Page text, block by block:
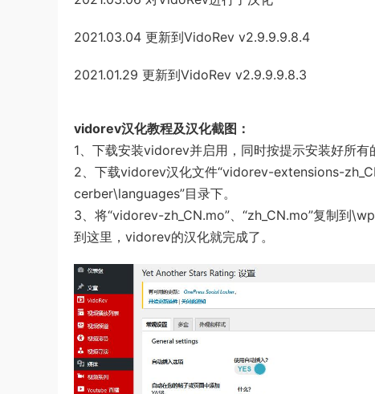
2021.03.04 更新到VidoRev v2.9.9.9.8.4
2021.01.29 更新到VidoRev v2.9.9.9.8.3
vidorev汉化教程及汉化截图：
1、下载安装vidorev并启用，同时按提示安装好所有
2、下载vidorev汉化文件“vidorev-extensions-
cerber\languages”目录下。
3、将“vidorev-zh_CN.mo”、“zh_CN.mo”复制到
到这里，vidorev的汉化就完成了。